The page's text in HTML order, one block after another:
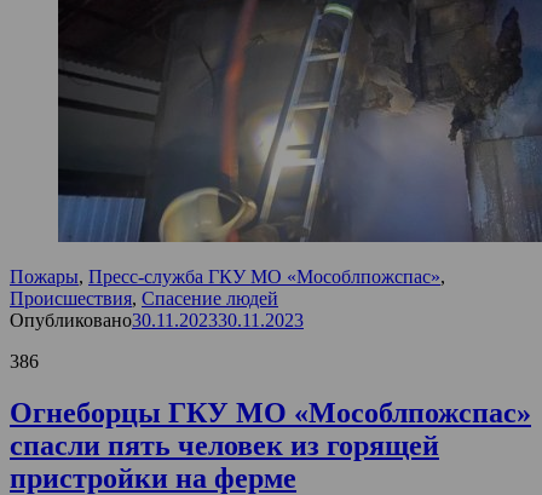
Пожары, Пресс-служба ГКУ МО «Мособлпожспас»,
Происшествия, Спасение людей
Опубликовано30.11.202330.11.2023
386
Огнеборцы ГКУ МО «Мособлпожспас»
спасли пять человек из горящей
пристройки на ферме